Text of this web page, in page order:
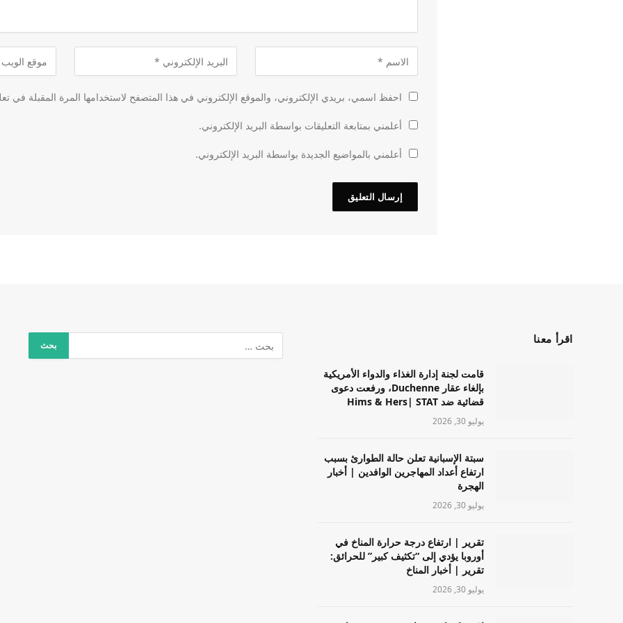
احفظ اسمي، بريدي الإلكتروني، والموقع الإلكتروني في هذا المتصفح لاستخدامها المرة المقبلة في
أعلمني بمتابعة التعليقات بواسطة البريد الإلكتروني.
أعلمني بالمواضيع الجديدة بواسطة البريد الإلكتروني.
اقرأ معنا
قامت لجنة إدارة الغذاء والدواء الأمريكية
بإلغاء عقار Duchenne، ورفعت دعوى
قضائية ضد Hims & Hers| STAT
يوليو 30, 2026
سبتة الإسبانية تعلن حالة الطوارئ بسبب
ارتفاع أعداد المهاجرين الوافدين | أخبار
الهجرة
يوليو 30, 2026
تقرير | ارتفاع درجة حرارة المناخ في
أوروبا يؤدي إلى “تكثيف كبير” للحرائق:
تقرير | أخبار المناخ
يوليو 30, 2026